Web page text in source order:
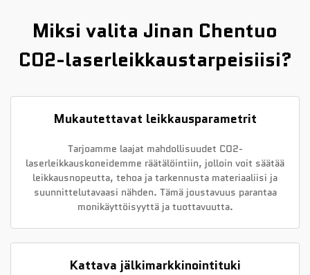
Miksi valita Jinan Chentuo
CO2-laserleikkaustarpeisiisi?
Mukautettavat leikkausparametrit
Tarjoamme laajat mahdollisuudet CO2-
laserleikkauskoneidemme räätälöintiin, jolloin voit säätää
leikkausnopeutta, tehoa ja tarkennusta materiaaliisi ja
suunnittelutavaasi nähden. Tämä joustavuus parantaa
monikäyttöisyyttä ja tuottavuutta.
Kattava jälkimarkkinointituki